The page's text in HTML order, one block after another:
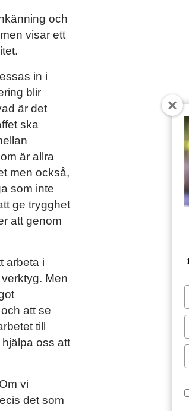
och
visar ett
in i
blir
är det
ska
är allra
men också,
som inte
ge trygghet
att genom
arbeta i
Men
att se
till
oss att
vi
det som